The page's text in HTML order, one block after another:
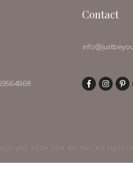
Contact
2026 Just Be You , all rights